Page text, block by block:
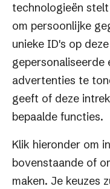
technologieën
om persoonlijke
unieke ID's op
gepersonaliseerde
advertenties te
geeft of deze
bepaalde functies.
Klik hieronder om
bovenstaande of
maken. Je keuzes
Slimmee-
Serieuze groei.
Factif BV
Keulenstraat 12
7418 ET Deventer